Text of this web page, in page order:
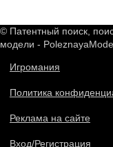
© Патентный поиск,
модели -
Игромания
Политика
Реклама на сайте
Вход/Регистрация